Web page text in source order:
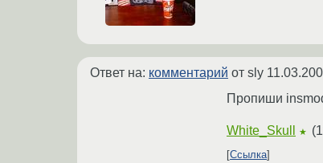
Ответ на: комментарий от sly
Пропиши
White_Skull ★ (
Ссылка